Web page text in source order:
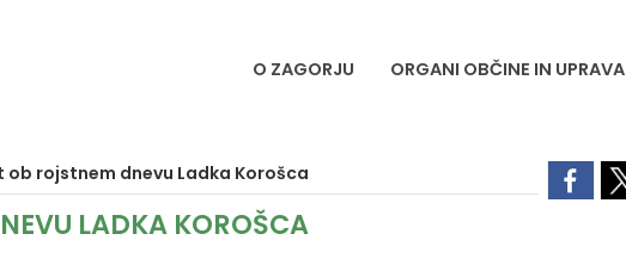
O ZAGORJU ORGANI OBČINE IN UPRAVA
ob rojstnem dnevu Ladka Korošca
LADKA KOROŠCA